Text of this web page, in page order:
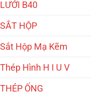
LƯỚI B40
SẮT HỘP
Sắt Hộp Mạ Kẽm
Thép Hình H I U V
THÉP ỐNG